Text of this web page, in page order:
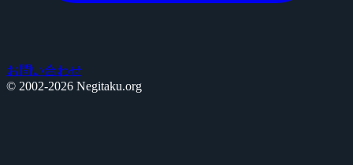
お問い合わせ
© 2002-2026 Negitaku.org